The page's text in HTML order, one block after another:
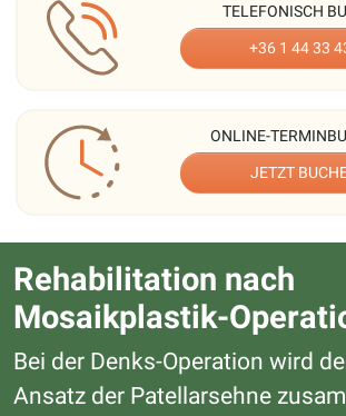
TELEFONISCH
+36 1 44 33
ONLINE-
JETZT
Rehabilitation nach
Mosaikplastik-
Bei der Denks-Operation wird
Ansatz der Patellarsehne